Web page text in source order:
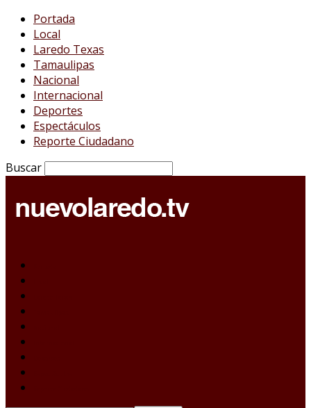
Portada
Local
Laredo Texas
Tamaulipas
Nacional
Internacional
Deportes
Espectáculos
Reporte Ciudadano
Buscar